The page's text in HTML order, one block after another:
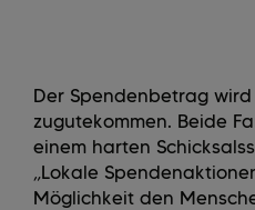
Der Spendenbetrag
zugutekommen. Beide
einem harten
„Lokale
Möglichkeit den